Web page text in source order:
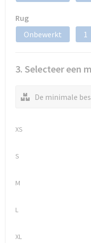
Rug
Onbewerkt
1
3. Selecteer een
De minimale
XS
S
M
L
XL